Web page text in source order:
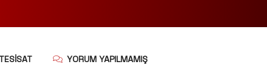
TESISAT YORUM YAPILMAMIŞ